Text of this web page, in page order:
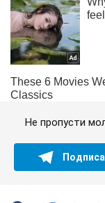
Не пропусти